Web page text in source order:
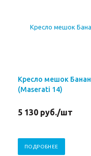
Кресло мешок Банан
(Maserati 14)
5 130 руб./шт
ПОДРОБНЕЕ